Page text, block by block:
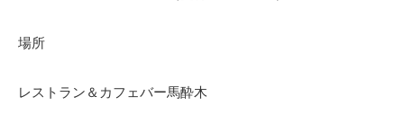
場所
レストラン＆カフェバー馬酔木